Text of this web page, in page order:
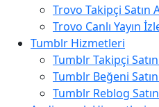
Trovo Takipçi Satın
Trovo Canlı Yayın
Tumblr Hizmetleri
Tumblr Takipçi
Tumblr Beğeni
Tumblr Reblog